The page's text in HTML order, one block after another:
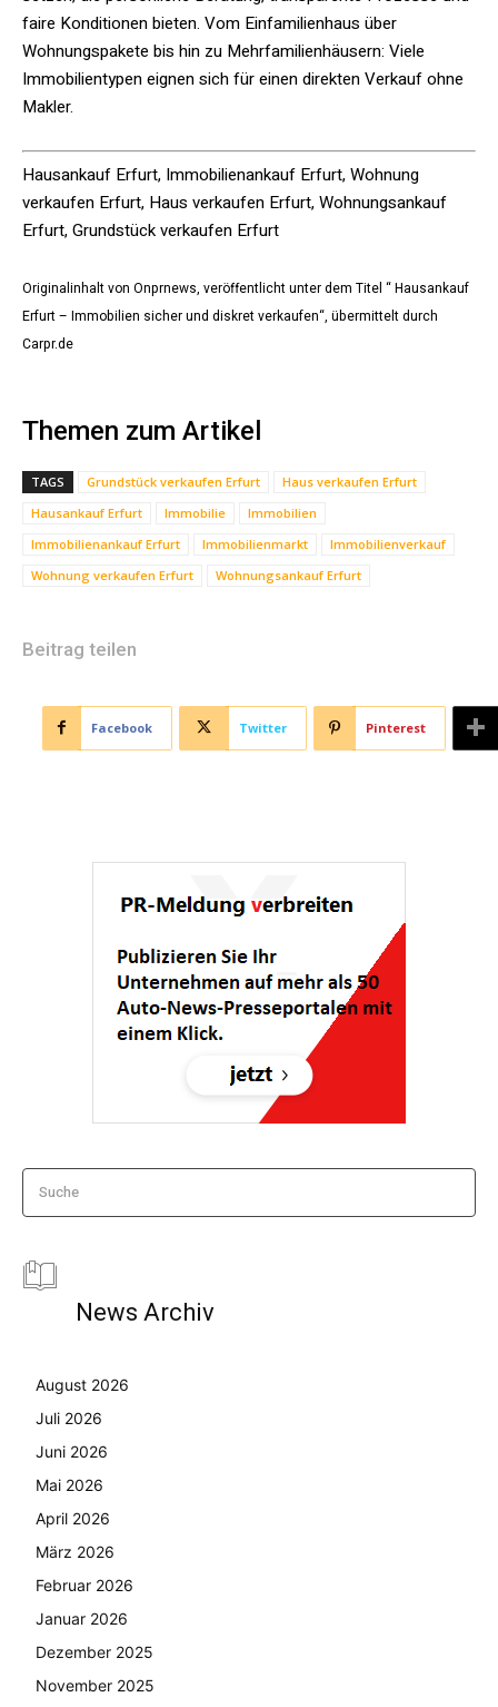
faire Konditionen bieten. Vom Einfamilienhaus über
Wohnungspakete bis hin zu Mehrfamilienhäusern: Viele
Immobilientypen eignen sich für einen direkten Verkauf ohne
Makler.
Hausankauf Erfurt, Immobilienankauf Erfurt, Wohnung
verkaufen Erfurt, Haus verkaufen Erfurt, Wohnungsankauf
Erfurt, Grundstück verkaufen Erfurt
Originalinhalt von Onprnews, veröffentlicht unter dem Titel “ Hausankauf
Erfurt – Immobilien sicher und diskret verkaufen“, übermittelt durch
Carpr.de
Themen zum Artikel
TAGS Grundstück verkaufen Erfurt
Haus verkaufen Erfurt
Hausankauf Erfurt
Immobilie
Immobilien
Immobilienankauf Erfurt
Immobilienmarkt
Immobilienverkauf
Wohnung verkaufen Erfurt
Wohnungsankauf Erfurt
Beitrag teilen
Facebook Twitter Pinterest
Suche
News Archiv
August 2026
Juli 2026
Juni 2026
Mai 2026
April 2026
März 2026
Februar 2026
Januar 2026
Dezember 2025
November 2025